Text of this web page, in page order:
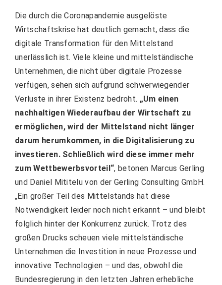
Die durch die Coronapandemie ausgelöste
Wirtschaftskrise hat deutlich gemacht, dass die
digitale Transformation für den Mittelstand
unerlässlich ist. Viele kleine und mittelständische
Unternehmen, die nicht über digitale Prozesse
verfügen, sehen sich aufgrund schwerwiegender
Verluste in ihrer Existenz bedroht. „Um einen
nachhaltigen Wiederaufbau der Wirtschaft zu
ermöglichen, wird der Mittelstand nicht länger
darum herumkommen, in die Digitalisierung zu
investieren. Schließlich wird diese immer mehr
zum Wettbewerbsvorteil“, betonen Marcus Gerling
und Daniel Mititelu von der Gerling Consulting GmbH.
„Ein großer Teil des Mittelstands hat diese
Notwendigkeit leider noch nicht erkannt – und bleibt
folglich hinter der Konkurrenz zurück. Trotz des
großen Drucks scheuen viele mittelständische
Unternehmen die Investition in neue Prozesse und
innovative Technologien – und das, obwohl die
Bundesregierung in den letzten Jahren erhebliche